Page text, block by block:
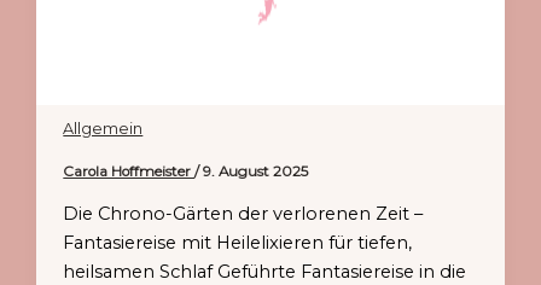
Allgemein
Carola Hoffmeister/9. August 2025
Die Chrono-Gärten der verlorenen Zeit –
Fantasiereise mit Heilelixieren für tiefen,
heilsamen Schlaf Geführte Fantasiereise in die